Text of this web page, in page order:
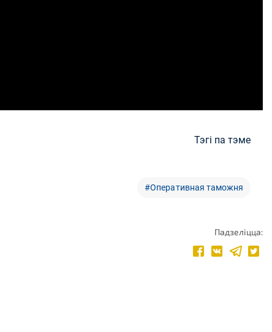
Тэгі па тэме
#Оперативная таможня
Падзеліцца: